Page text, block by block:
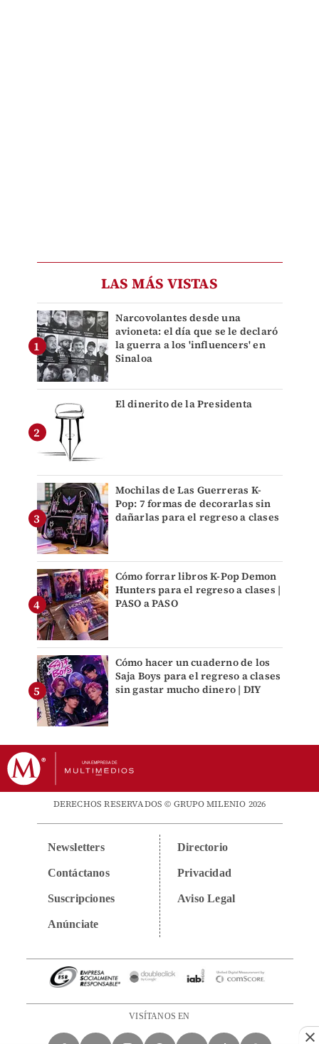
LAS MÁS VISTAS
Narcovolantes desde una
avioneta: el día que se le declaró
la guerra a los 'influencers' en
Sinaloa
El dinerito de la Presidenta
Mochilas de Las Guerreras K-
Pop: 7 formas de decorarlas sin
dañarlas para el regreso a clases
Cómo forrar libros K-Pop Demon
Hunters para el regreso a clases |
PASO a PASO
Cómo hacer un cuaderno de los
Saja Boys para el regreso a clases
sin gastar mucho dinero | DIY
DERECHOS RESERVADOS © GRUPO MILENIO 2026
Newsletters
Contáctanos
Suscripciones
Anúnciate
Directorio
Privacidad
Aviso Legal
VISÍTANOS EN